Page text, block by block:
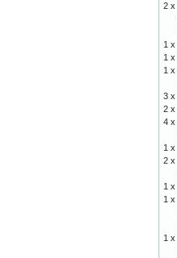
2 x
1 x
1 x
1 x
3 x
2 x
4 x
1 x
2 x
1 x
1 x
1 x